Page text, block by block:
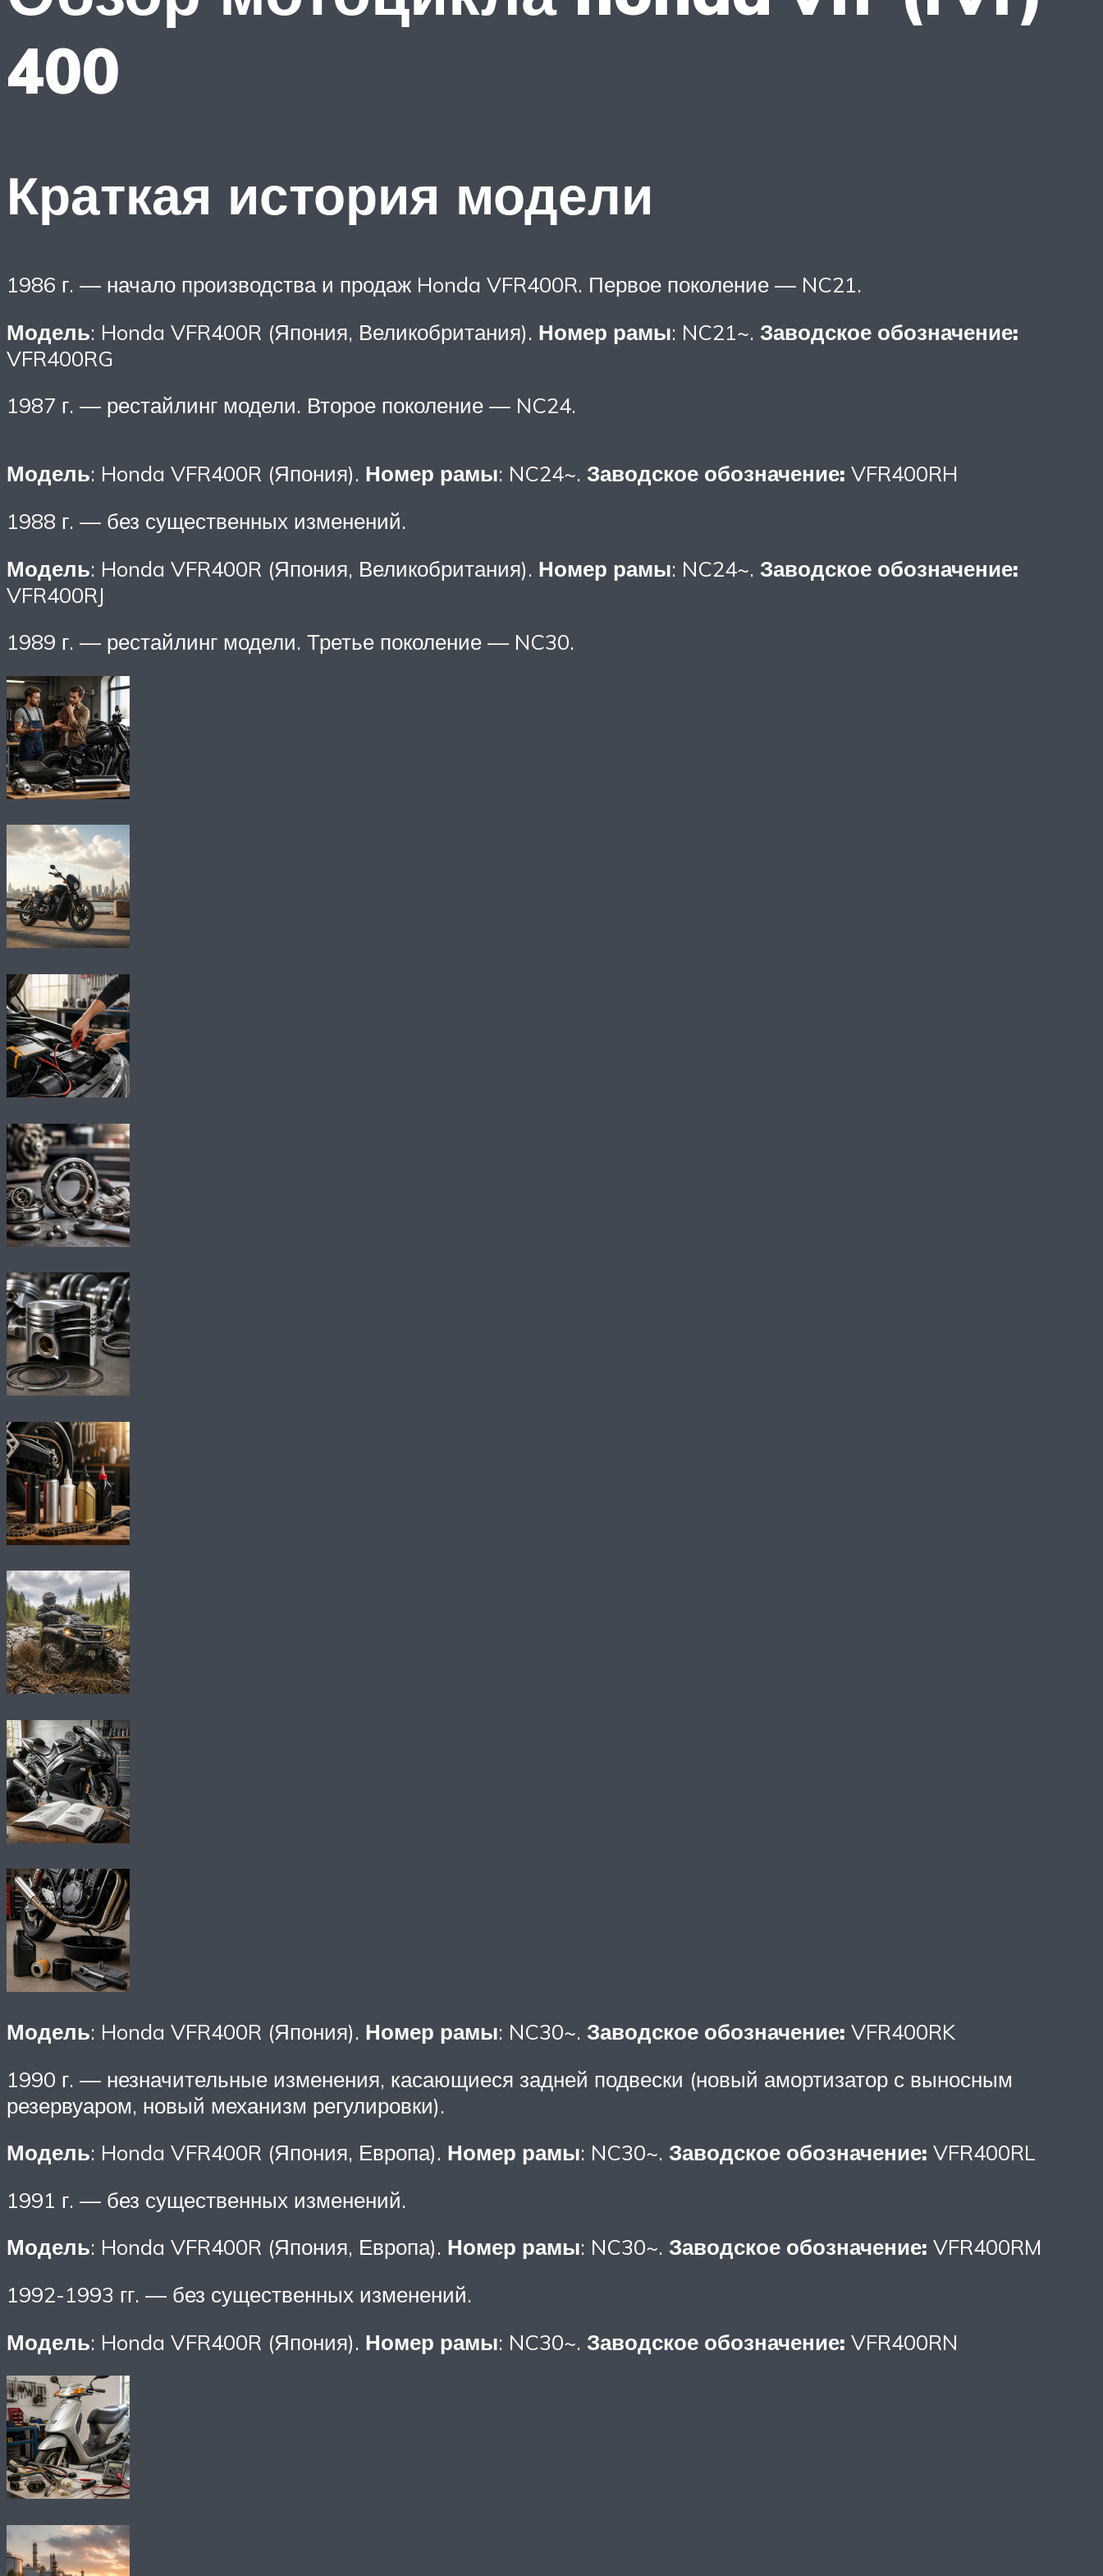
400
Краткая история модели
1986 г. — начало производства и продаж Honda VFR400R. Первое поколение — NC21.
Модель: Honda VFR400R (Япония, Великобритания). Номер рамы: NC21~. Заводское обозначение:
VFR400RG
1987 г. — рестайлинг модели. Второе поколение — NC24.
Модель: Honda VFR400R (Япония). Номер рамы: NC24~. Заводское обозначение: VFR400RH
1988 г. — без существенных изменений.
Модель: Honda VFR400R (Япония, Великобритания). Номер рамы: NC24~. Заводское обозначение:
VFR400RJ
1989 г. — рестайлинг модели. Третье поколение — NC30.
Модель: Honda VFR400R (Япония). Номер рамы: NC30~. Заводское обозначение: VFR400RK
1990 г. — незначительные изменения, касающиеся задней подвески (новый амортизатор с выносным
резервуаром, новый механизм регулировки).
Модель: Honda VFR400R (Япония, Европа). Номер рамы: NC30~. Заводское обозначение: VFR400RL
1991 г. — без существенных изменений.
Модель: Honda VFR400R (Япония, Европа). Номер рамы: NC30~. Заводское обозначение: VFR400RM
1992-1993 гг. — без существенных изменений.
Модель: Honda VFR400R (Япония). Номер рамы: NC30~. Заводское обозначение: VFR400RN